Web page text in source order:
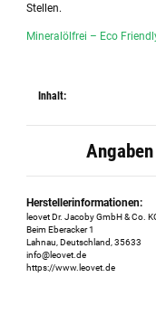
Stellen.
Mineralölfrei – Eco
Inhalt:
Herstellerinformationen:
leovet Dr. Jacoby GmbH & Co.
Beim Eberacker 1
Lahnau, Deutschland, 35633
info@leovet.de
https://www.leovet.de